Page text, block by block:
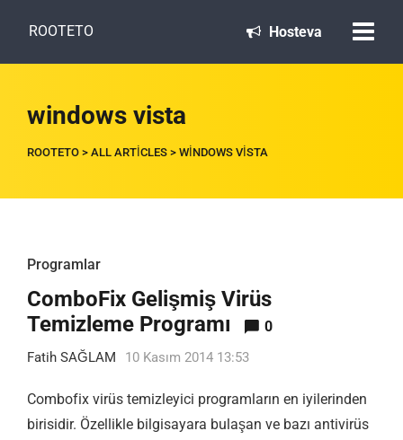
ROOTETO Hosteva
windows vista
ROOTETO > ALL ARTICLES > WINDOWS VISTA
Programlar
ComboFix Gelişmiş Virüs
Temizleme Programı
0
Fatih SAĞLAM 10 Kasım 2014 13:53
Combofix virüs temizleyici programların en iyilerinden
birisidir. Özellikle bilgisayara bulaşan ve bazı antivirüs